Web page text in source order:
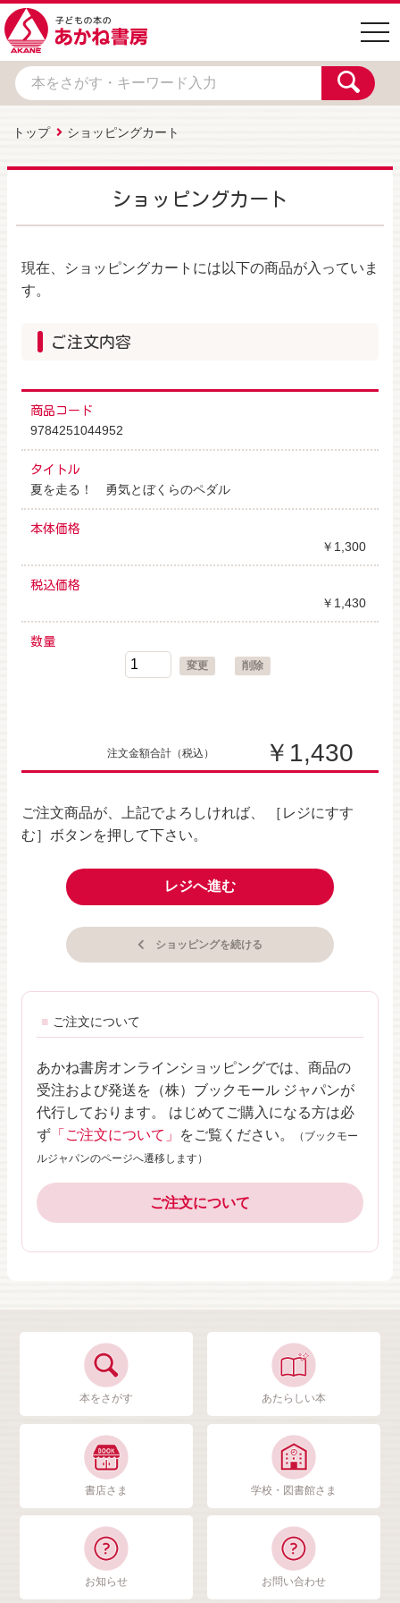
トップ ショッピングカート
ショッピングカート
現在、ショッピングカートには以下の商品が入っていま
す。
ご注文内容
商品コード
9784251044952
タイトル
夏を走る！ 勇気とぼくらのペダル
本体価格
￥1,300
税込価格
￥1,430
数量
変更
削除
注文金額合計 （税込） ￥1,430
ご注文商品が、上記でよろしければ、 ［レジにすす
む］ボタンを押して下さい。
ショッピングを続ける
レジへ進む
ご注文について
あかね書房オンラインショッピングでは、商品の
受注および発送を（株）ブックモール ジャパンが
代行しております。 はじめてご購入になる方は必
ず 「ご注文について」 をご覧ください。
（ブックモー
ルジャパンのページへ遷移します）
ご注文について
本をさがす あたらしい本
書店さま 学校・図書館さま
お知らせ お問い合わせ